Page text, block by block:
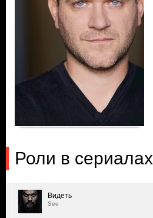
Роли в сериалах
Видеть
See